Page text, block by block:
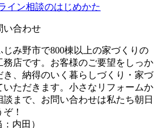
イン相談のはじめかた
い合わせ
み野市で800棟以上の家づくりの
店です。お客様のご要望をしっか
き、納得のいく暮らしづくり・家づ
いただきます。小さなリフォームか
まで、お問い合わせは私たち朝日
！
：内田）